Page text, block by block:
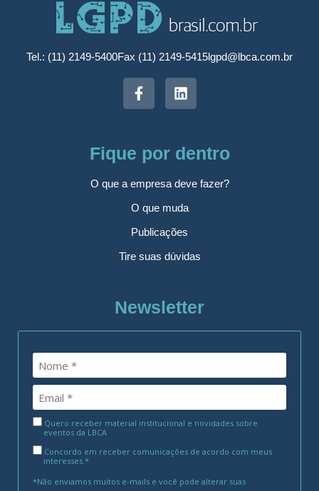
Tel.: (11) 2149-5400Fax (11) 2149-5415lgpd@lbca.com.br
Fique por dentro
O que a empresa deve fazer?
O que muda
Publicações
Tire suas dúvidas
Newsletter
Quero receber material institucional e novidades sobre
eventos da LBCA
Concordo em receber comunicações de acordo com meus
interesses.*
*Não enviamos muitos e-mails e você pode alterar suas